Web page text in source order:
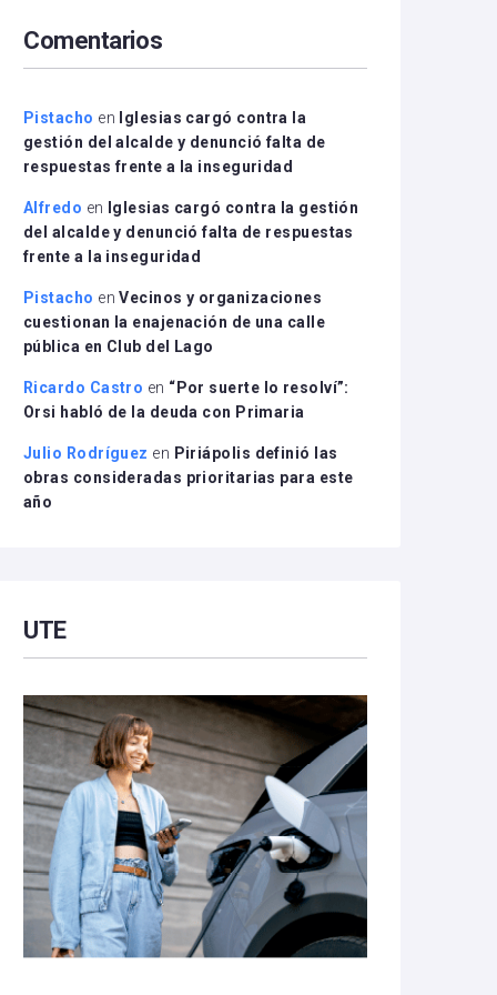
disminuir
el
Comentarios
Pistacho en
Iglesias cargó contra la
gestión del alcalde y denunció falta de
respuestas frente a la inseguridad
Alfredo en
Iglesias cargó contra la gestión
del alcalde y denunció falta de respuestas
frente a la inseguridad
Pistacho enVecinos y organizaciones
cuestionan la enajenación de una calle
pública en Club del Lago
Ricardo Castro en “Por suerte lo resolví”:
Orsi habló de la deuda con Primaria
Julio Rodríguez en Piriápolis definió las
obras consideradas prioritarias para este
año
UTE